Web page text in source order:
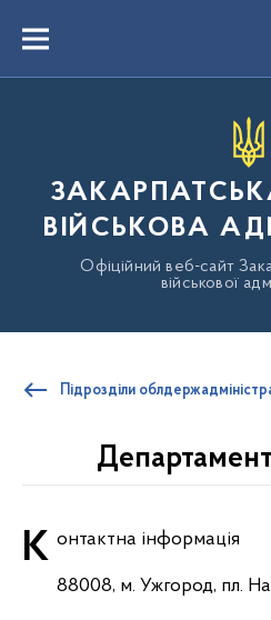
вмістуMenu
ВІЙСЬКОВА
Офіційний веб-сайт
військової
Підрозділи
Контактна інформація
88008, м. Ужгород, пл.